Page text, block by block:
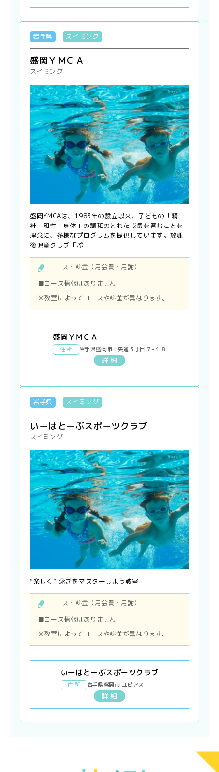
岩手県 スイミング
盛岡ＹＭＣＡ
スイミング
盛岡YMCAは、1983年の設立以来、子どもの「精
神・知性・身体」の調和のとれた成長を育むことを
理念に、多様なプログラムを提供しています。放課
後児童クラブ「ぷ...
コース・料金（月会費・月謝）
■コース情報はありません
※教室によってコースや料金が異なります。
盛岡ＹＭＣＡ
住 所 岩手県盛岡市中央通３丁目７−１８
詳 細
岩手県 スイミング
いーはとーぶスポーツクラブ
スイミング
”楽しく” 泳ぎをマスターしよう教室
コース・料金（月会費・月謝）
■コース情報はありません
※教室によってコースや料金が異なります。
いーはとーぶスポーツクラブ
住 所 岩手県盛岡市 ユピアス
詳 細